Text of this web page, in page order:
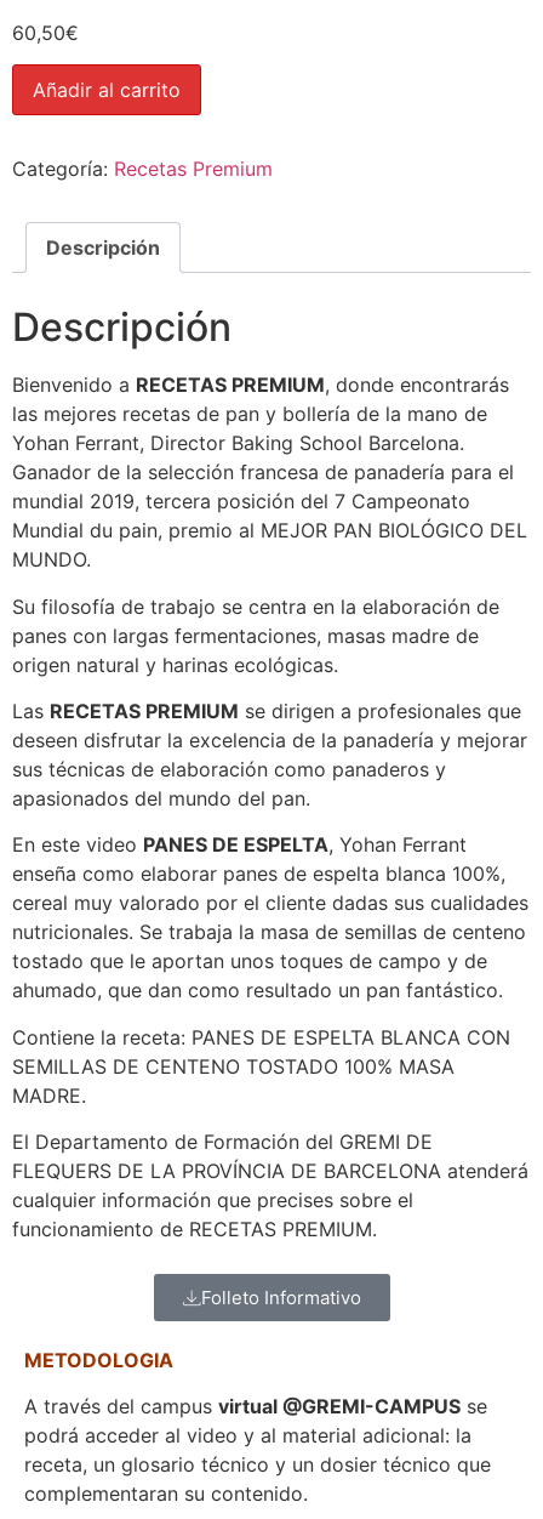
60,50€
Añadir al carrito
Categoría: Recetas Premium
Descripción
Descripción
Bienvenido a RECETAS PREMIUM, donde encontrarás
las mejores recetas de pan y bollería de la mano de
Yohan Ferrant, Director Baking School Barcelona.
Ganador de la selección francesa de panadería para el
mundial 2019, tercera posición del 7 Campeonato
Mundial du pain, premio al MEJOR PAN BIOLÓGICO DEL
MUNDO.
Su filosofía de trabajo se centra en la elaboración de
panes con largas fermentaciones, masas madre de
origen natural y harinas ecológicas.
Las RECETAS PREMIUM se dirigen a profesionales que
deseen disfrutar la excelencia de la panadería y mejorar
sus técnicas de elaboración como panaderos y
apasionados del mundo del pan.
En este video PANES DE ESPELTA, Yohan Ferrant
enseña como elaborar panes de espelta blanca 100%,
cereal muy valorado por el cliente dadas sus cualidades
nutricionales. Se trabaja la masa de semillas de centeno
tostado que le aportan unos toques de campo y de
ahumado, que dan como resultado un pan fantástico.
Contiene la receta: PANES DE ESPELTA BLANCA CON
SEMILLAS DE CENTENO TOSTADO 100% MASA
MADRE.
El Departamento de Formación del GREMI DE
FLEQUERS DE LA PROVÍNCIA DE BARCELONA atenderá
cualquier información que precises sobre el
funcionamiento de RECETAS PREMIUM.
Folleto Informativo
METODOLOGIA
A través del campus virtual @GREMI-CAMPUS se
podrá acceder al video y al material adicional: la
receta, un glosario técnico y un dosier técnico que
complementaran su contenido.